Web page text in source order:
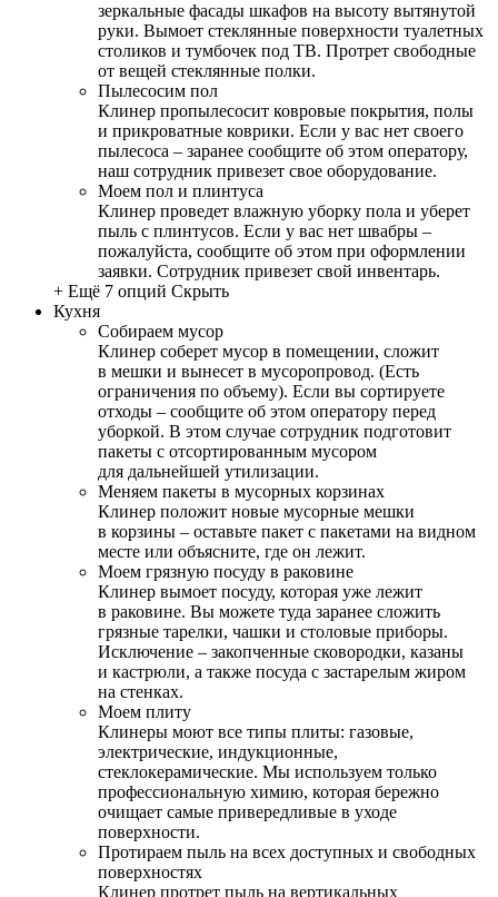
зеркальные фасады шкафов на высоту вытянутой
руки. Вымоет стеклянные поверхности туалетных
столиков и тумбочек под ТВ. Протрет свободные
от вещей стеклянные полки.
Пылесосим пол
Клинер пропылесосит ковровые покрытия, полы
и прикроватные коврики. Если у вас нет своего
пылесоса – заранее сообщите об этом оператору,
наш сотрудник привезет свое оборудование.
Моем пол и плинтуса
Клинер проведет влажную уборку пола и уберет
пыль с плинтусов. Если у вас нет швабры –
пожалуйста, сообщите об этом при оформлении
заявки. Сотрудник привезет свой инвентарь.
+ Ещё 7 опций Скрыть
Кухня
Собираем мусор
Клинер соберет мусор в помещении, сложит
в мешки и вынесет в мусоропровод. (Есть
ограничения по объему). Если вы сортируете
отходы – сообщите об этом оператору перед
уборкой. В этом случае сотрудник подготовит
пакеты с отсортированным мусором
для дальнейшей утилизации.
Меняем пакеты в мусорных корзинах
Клинер положит новые мусорные мешки
в корзины – оставьте пакет с пакетами на видном
месте или объясните, где он лежит.
Моем грязную посуду в раковине
Клинер вымоет посуду, которая уже лежит
в раковине. Вы можете туда заранее сложить
грязные тарелки, чашки и столовые приборы.
Исключение – закопченные сковородки, казаны
и кастрюли, а также посуда с застарелым жиром
на стенках.
Моем плиту
Клинеры моют все типы плиты: газовые,
электрические, индукционные,
стеклокерамические. Мы используем только
профессиональную химию, которая бережно
очищает самые привередливые в уходе
поверхности.
Протираем пыль на всех доступных и свободных
поверхностях
Клинер протрет пыль на вертикальных